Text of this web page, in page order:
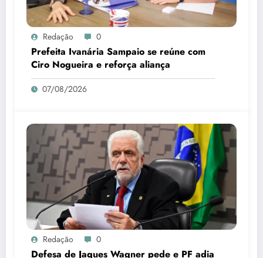
Redação 0
Prefeita Ivanária Sampaio se reúne com
Ciro Nogueira e reforça aliança
07/08/2026
Redação 0
Defesa de Jaques Wagner pede e PF adia